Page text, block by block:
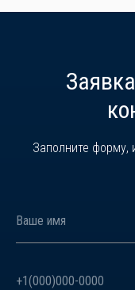
Заполните
Ваше имя
+1(000)000-0000